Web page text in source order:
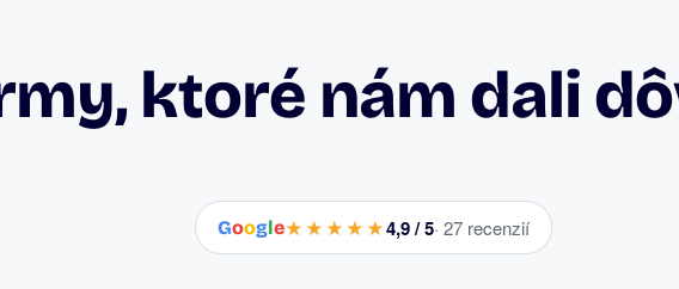
ktoré nám dali
Google★★★★★4,9 / 5· 27 recenzií